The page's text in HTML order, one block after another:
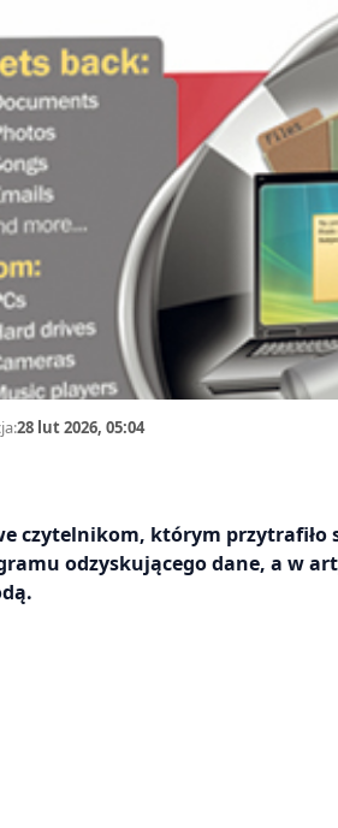
28 lut 2026, 05:04
czytelnikom, którym przytrafiło
odzyskującego dane, a w